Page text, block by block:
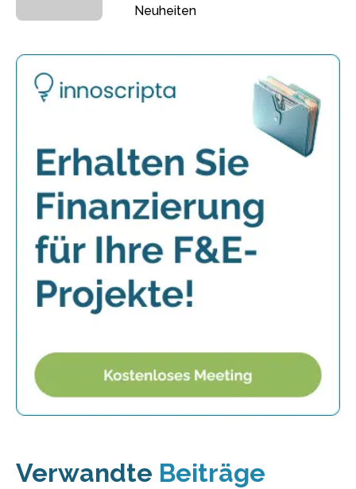
Neuheiten
Verwandte Beiträge